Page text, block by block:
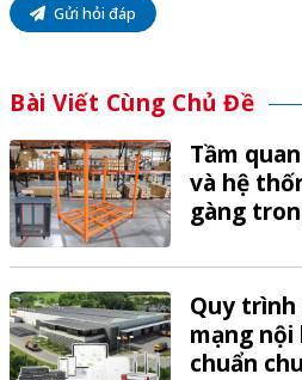
Gửi hỏi đáp
Bài Viết Cùng Chủ Đề
Tầm
và hệ
gàng
Quy
mạng
chuẩn